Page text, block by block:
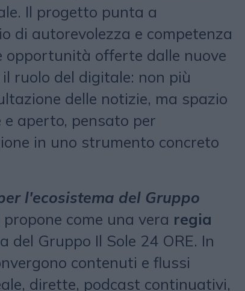
Il progetto punta a
di autorevolezza e competenza
opportunità offerte dalle nuove
ruolo del digitale: non più
delle notizie, ma spazio
aperto, pensato per
in uno strumento concreto
l'ecosistema del Gruppo
come una vera regia
del Gruppo Il Sole 24 ORE. In
contenuti e flussi
dirette, podcast continuativi,